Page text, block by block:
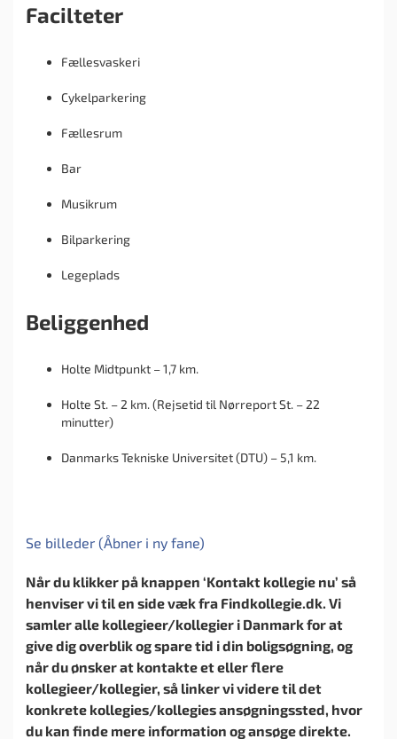
Facilteter
Fællesvaskeri
Cykelparkering
Fællesrum
Bar
Musikrum
Bilparkering
Legeplads
Beliggenhed
Holte Midtpunkt – 1,7 km.
Holte St. – 2 km. (Rejsetid til Nørreport St. – 22
minutter)
Danmarks Tekniske Universitet (DTU) – 5,1 km.
Se billeder (Åbner i ny fane)
Når du klikker på knappen ‘Kontakt kollegie nu’ så
henviser vi til en side væk fra Findkollegie.dk. Vi
samler alle kollegieer/kollegier i Danmark for at
give dig overblik og spare tid i din boligsøgning, og
når du ønsker at kontakte et eller flere
kollegieer/kollegier, så linker vi videre til det
konkrete kollegies/kollegies ansøgningssted, hvor
du kan finde mere information og ansøge direkte.